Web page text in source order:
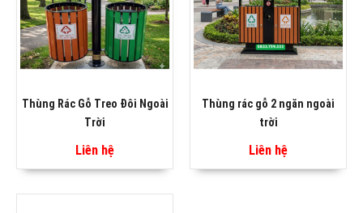
Thùng Rác Gỗ Treo Đôi Ngoài
Trời
Liên hệ
Thùng rác gỗ 2 ngăn ngoài
trời
Liên hệ